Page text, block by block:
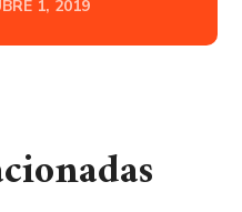
1, 2019